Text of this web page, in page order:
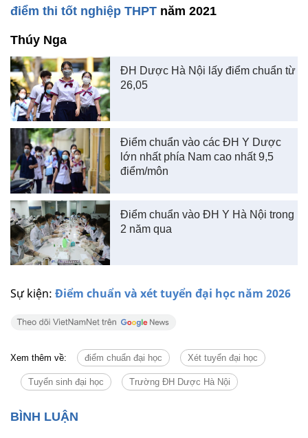
Sự kiện: Điểm chuẩn và xét tuyển đại học năm 2026
điểm thi tốt nghiệp THPT năm 2021
Thúy Nga
ĐH Dược Hà Nội lấy điểm chuẩn từ
26,05
Điểm chuẩn vào các ĐH Y Dược
lớn nhất phía Nam cao nhất 9,5
điểm/môn
Điểm chuẩn vào ĐH Y Hà Nội trong
2 năm qua
Xem thêm về: điểm chuẩn đại học Xét tuyển đại học
Tuyển sinh đại học Trường ĐH Dược Hà Nội